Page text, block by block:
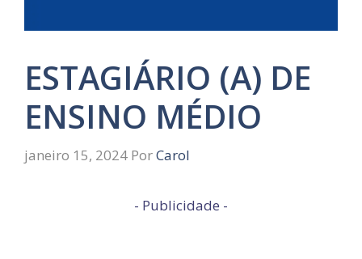
ESTAGIÁRIO (A) DE
ENSINO MÉDIO
janeiro 15, 2024 PorCarol
- Publicidade -